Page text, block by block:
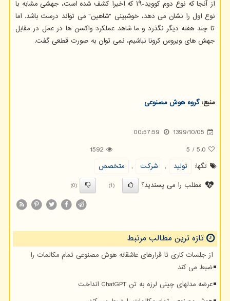
از آنجا که نوع دوم کووید-۱۹ که اخیرا کشف شده است، جهشی مشابه با
نوع اول را نشان می دهد، خوشبینی "شاهین" می تواند درست باشد. اما
تا چند هفته دیگر نگذرد و ما شاهد عملکرد واکسن ها در عمل در مقابل
جهش های ویروس کرونا نباشیم، نمی توان به صورت قطعی گفت.
منبع:گروه هوش مصنوعی
1399/10/05
00:57:59
5.0
/
5
1592
تگها:
تولید , شركت ,
متخصص
مطلب را می پسندید؟
(1)
(0)
تازه ترین مطالب مرتبط
از جلسات کاری تا قرارهای عاشقانه هوش مصنوعی تمام مکالمات را
ضبط می کند
عرضه مدلهای چینی لرزه به تن ChatGPT انداخت